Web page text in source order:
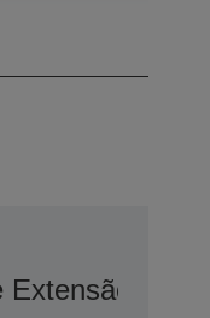
Extensão De